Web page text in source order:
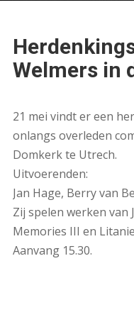
Welmers in
21 mei vindt er een
onlangs overleden
Domkerk te Utrech.
Uitvoerenden:
Jan Hage, Berry van
Zij spelen werken van
Memories III en
Aanvang 15.30.